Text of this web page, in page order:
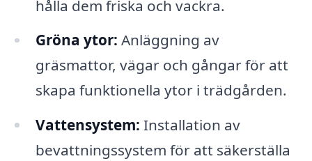
hålla dem friska och vackra.
Gröna ytor: Anläggning av
gräsmattor, vägar och gångar för att
skapa funktionella ytor i trädgården.
Vattensystem: Installation av
bevattningssystem för att säkerställa